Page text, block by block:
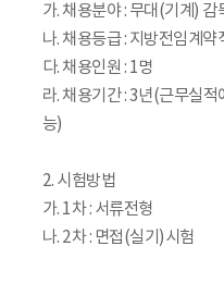
가. 채용분야 : 무대(기계) 감
나. 채용등급 : 지방전임계
다. 채용인원 : 1명
라. 채용기간 : 3년(근무실
능)
2. 시험방법
가. 1차 : 서류전형
나. 2차 : 면접(실기)시험